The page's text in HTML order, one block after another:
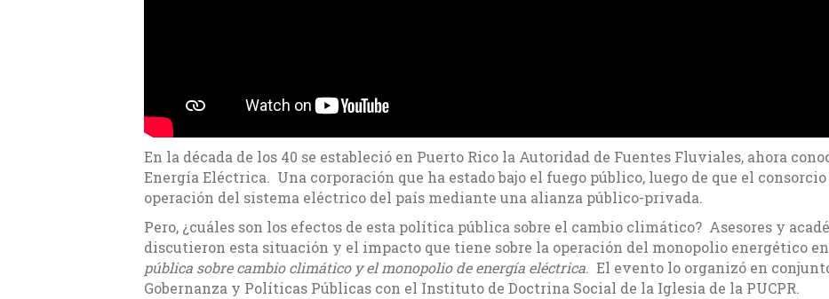
En la década de los 40 se estableció en Puerto Rico la Autoridad de Fuentes Fluviales, ahora
Energía Eléctrica. Una corporación que ha estado bajo el fuego público, luego de que el
operación del sistema eléctrico del país mediante una alianza público-privada.
Pero, ¿cuáles son los efectos de esta política pública sobre el cambio climático? Asesores y
discutieron esta situación y el impacto que tiene sobre la operación del monopolio energético
pública sobre cambio climático y el monopolio de energía eléctrica. El evento lo organizó en
Gobernanza y Políticas Públicas con el Instituto de Doctrina Social de la Iglesia de la PUCPR.